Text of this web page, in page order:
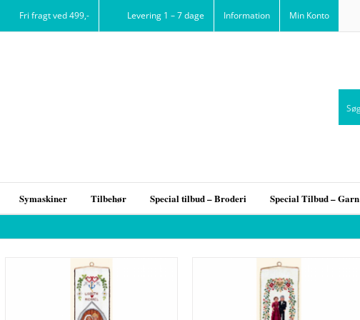
Fri fragt ved 499,- Levering 1 – 7 dage Information Min Konto
Symaskiner Tilbehør Special tilbud – Broderi Special Tilbud – Garn